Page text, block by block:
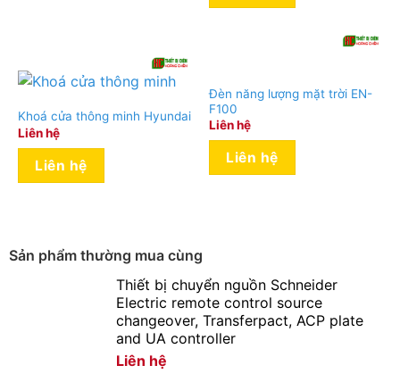
Khoá cửa thông minh Hyundai
Liên hệ
Liên hệ
Đèn năng lượng mặt trời EN-
F100
Liên hệ
Liên hệ
Sản phẩm thường mua cùng
Thiết bị chuyển nguồn Schneider
Electric remote control source
changeover, Transferpact, ACP plate
and UA controller
Liên hệ